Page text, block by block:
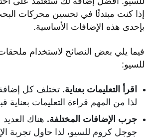
إذا كنت مبتدئًا في تحسين محركات
بإحدى هذه الإضافات الأساسية.
فيما يلي بعض النصائح لاستخدام
للسيو:
اقرأ التعليمات بعناية. تختلف كل
لذا من المهم قراءة التعليمات بعناية
جرب الإضافات المختلفة. هناك
جوجل كروم للسيو، لذا حاول تجربة